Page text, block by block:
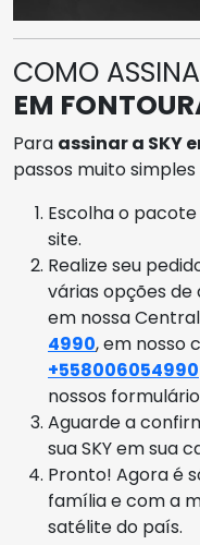
COMO
EM
Para assinar a SKY
passos muito simples
Escolha o
site.
Realize seu
várias opções
em nossa
4990, em nosso
+558006054990
nossos
Aguarde a
sua SKY em sua
Pronto! Agora é
família e com a
satélite do país.